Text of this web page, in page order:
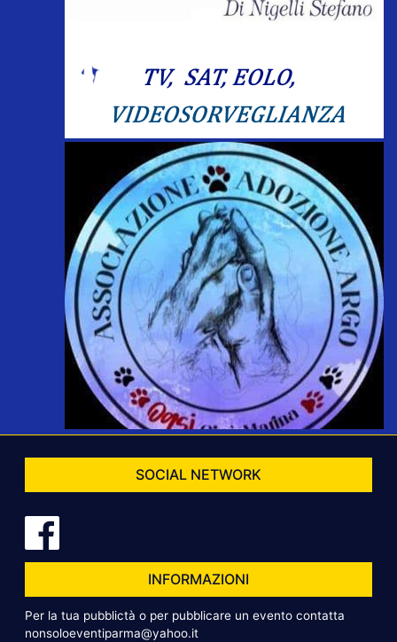
SOCIAL NETWORK
INFORMAZIONI
Per la tua pubblictà o per pubblicare un evento contatta
nonsoloeventiparma@yahoo.it